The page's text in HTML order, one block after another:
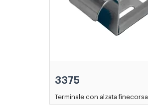
3375
Terminale con alzata finecorsa